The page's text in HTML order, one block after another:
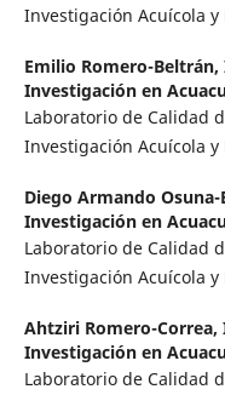
Investigación Acuícola
Emilio Romero-Beltrán,
Investigación en
Laboratorio de Calidad
Investigación Acuícola
Diego Armando Osuna-
Investigación en
Laboratorio de Calidad
Investigación Acuícola
Ahtziri Romero-Correa,
Investigación en
Laboratorio de Calidad